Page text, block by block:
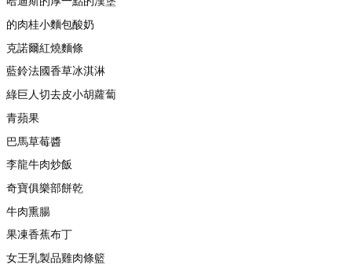
的肉桂小麵包酸奶
克諾爾紅燒麵條
藍鈴法國香草冰淇淋
綠巨人切去皮小胡蘿蔔
青蘋果
巴馬草莓醬
李龍牛肉炒飯
奇寶俱樂部餅乾
牛肉熏腸
果凍香蕉布丁
女王乳製品雞肉條籃